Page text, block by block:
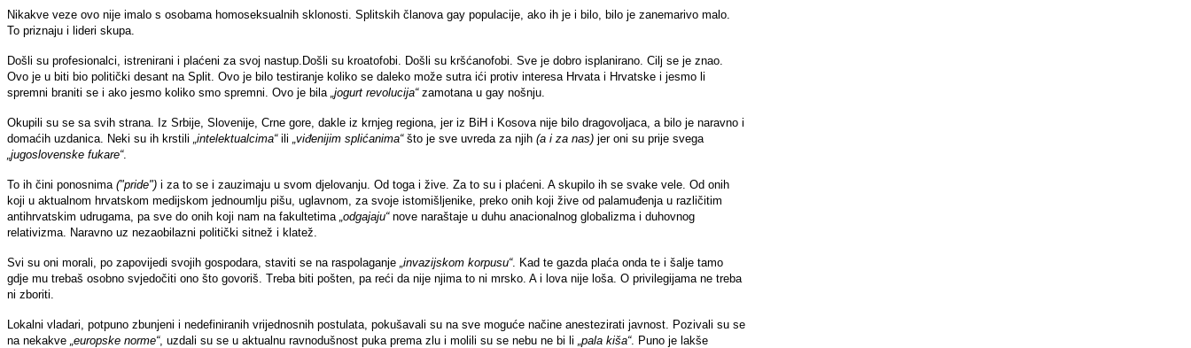
Nikakve veze ovo nije imalo s osobama homoseksualnih sklonosti. Splitskih članova gay populacije, ako ih je i bilo, bilo je zanemarivo malo.
To priznaju i lideri skupa.
Došli su profesionalci, istrenirani i plaćeni za svoj nastup.Došli su kroatofobi. Došli su kršćanofobi. Sve je dobro isplanirano. Cilj se je znao.
Ovo je u biti bio politički desant na Split. Ovo je bilo testiranje koliko se daleko može sutra ići protiv interesa Hrvata i Hrvatske i jesmo li
spremni braniti se i ako jesmo koliko smo spremni. Ovo je bila „jogurt revolucija“zamotana u gay nošnju.
Okupili su se sa svih strana. Iz Srbije, Slovenije, Crne gore, dakle iz krnjeg regiona, jer iz BiH i Kosova nije bilo dragovoljaca, a bilo je naravno i
domaćih uzdanica. Neki su ih krstili „intelektualcima“ili „viđenijim splićanima“ što je sve uvreda za njih (a i za nas) jer oni su prije svega
„jugoslovenske fukare“.
To ih čini ponosnima ("pride") i za to se i zauzimaju u svom djelovanju. Od toga i žive. Za to su i plaćeni. A skupilo ih se svake vele. Od onih
koji u aktualnom hrvatskom medijskom jednoumlju pišu, uglavnom, za svoje istomišljenike, preko onih koji žive od palamuđenja u različitim
antihrvatskim udrugama, pa sve do onih koji nam na fakultetima „odgajaju“ nove naraštaje u duhu anacionalnog globalizma i duhovnog
relativizma. Naravno uz nezaobilazni politički sitnež i klatež.
Svi su oni morali, po zapovijedi svojih gospodara, staviti se na raspolaganje „invazijskom korpusu“. Kad te gazda plaća onda te i šalje tamo
gdje mu trebaš osobno svjedočiti ono što govoriš. Treba biti pošten, pa reći da nije njima to ni mrsko. A i lova nije loša. O privilegijama ne treba
ni zboriti.
Lokalni vladari, potpuno zbunjeni i nedefiniranih vrijednosnih postulata, pokušavali su na sve moguće načine anestezirati javnost. Pozivali su se
na nekakve „europske norme“, uzdali su se u aktualnu ravnodušnost puka prema zlu i molili su se nebu ne bi li „pala kiša“. Puno je lakše